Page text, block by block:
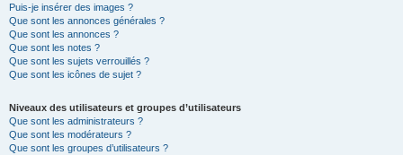
Puis-je insérer des images ?
Que sont les annonces générales ?
Que sont les annonces ?
Que sont les notes ?
Que sont les sujets verrouillés ?
Que sont les icônes de sujet ?
Niveaux des utilisateurs et groupes d’utilisateurs
Que sont les administrateurs ?
Que sont les modérateurs ?
Que sont les groupes d’utilisateurs ?